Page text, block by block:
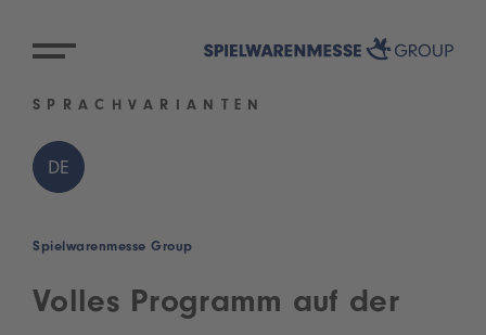
SPRACHVARIANTEN
DE
Spielwarenmesse Group
Volles Programm auf der